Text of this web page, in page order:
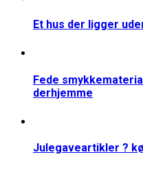
Et hus der ligger
Fede
derhjemme
Julegaveartikler ?